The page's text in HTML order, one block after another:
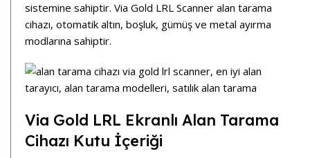
sistemine sahiptir. Via Gold LRL Scanner alan tarama
cihazı, otomatik altın, boşluk, gümüş ve metal ayırma
modlarına sahiptir.
Via Gold LRL Ekranlı Alan Tarama
Cihazı Kutu İçeriği